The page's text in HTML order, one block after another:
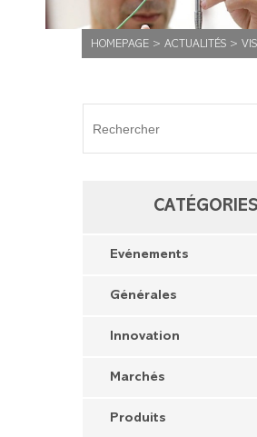
HOMEPAGE> ACTUALITÉS>
CATÉGORIES
Evénements
Générales
Innovation
Marchés
Produits